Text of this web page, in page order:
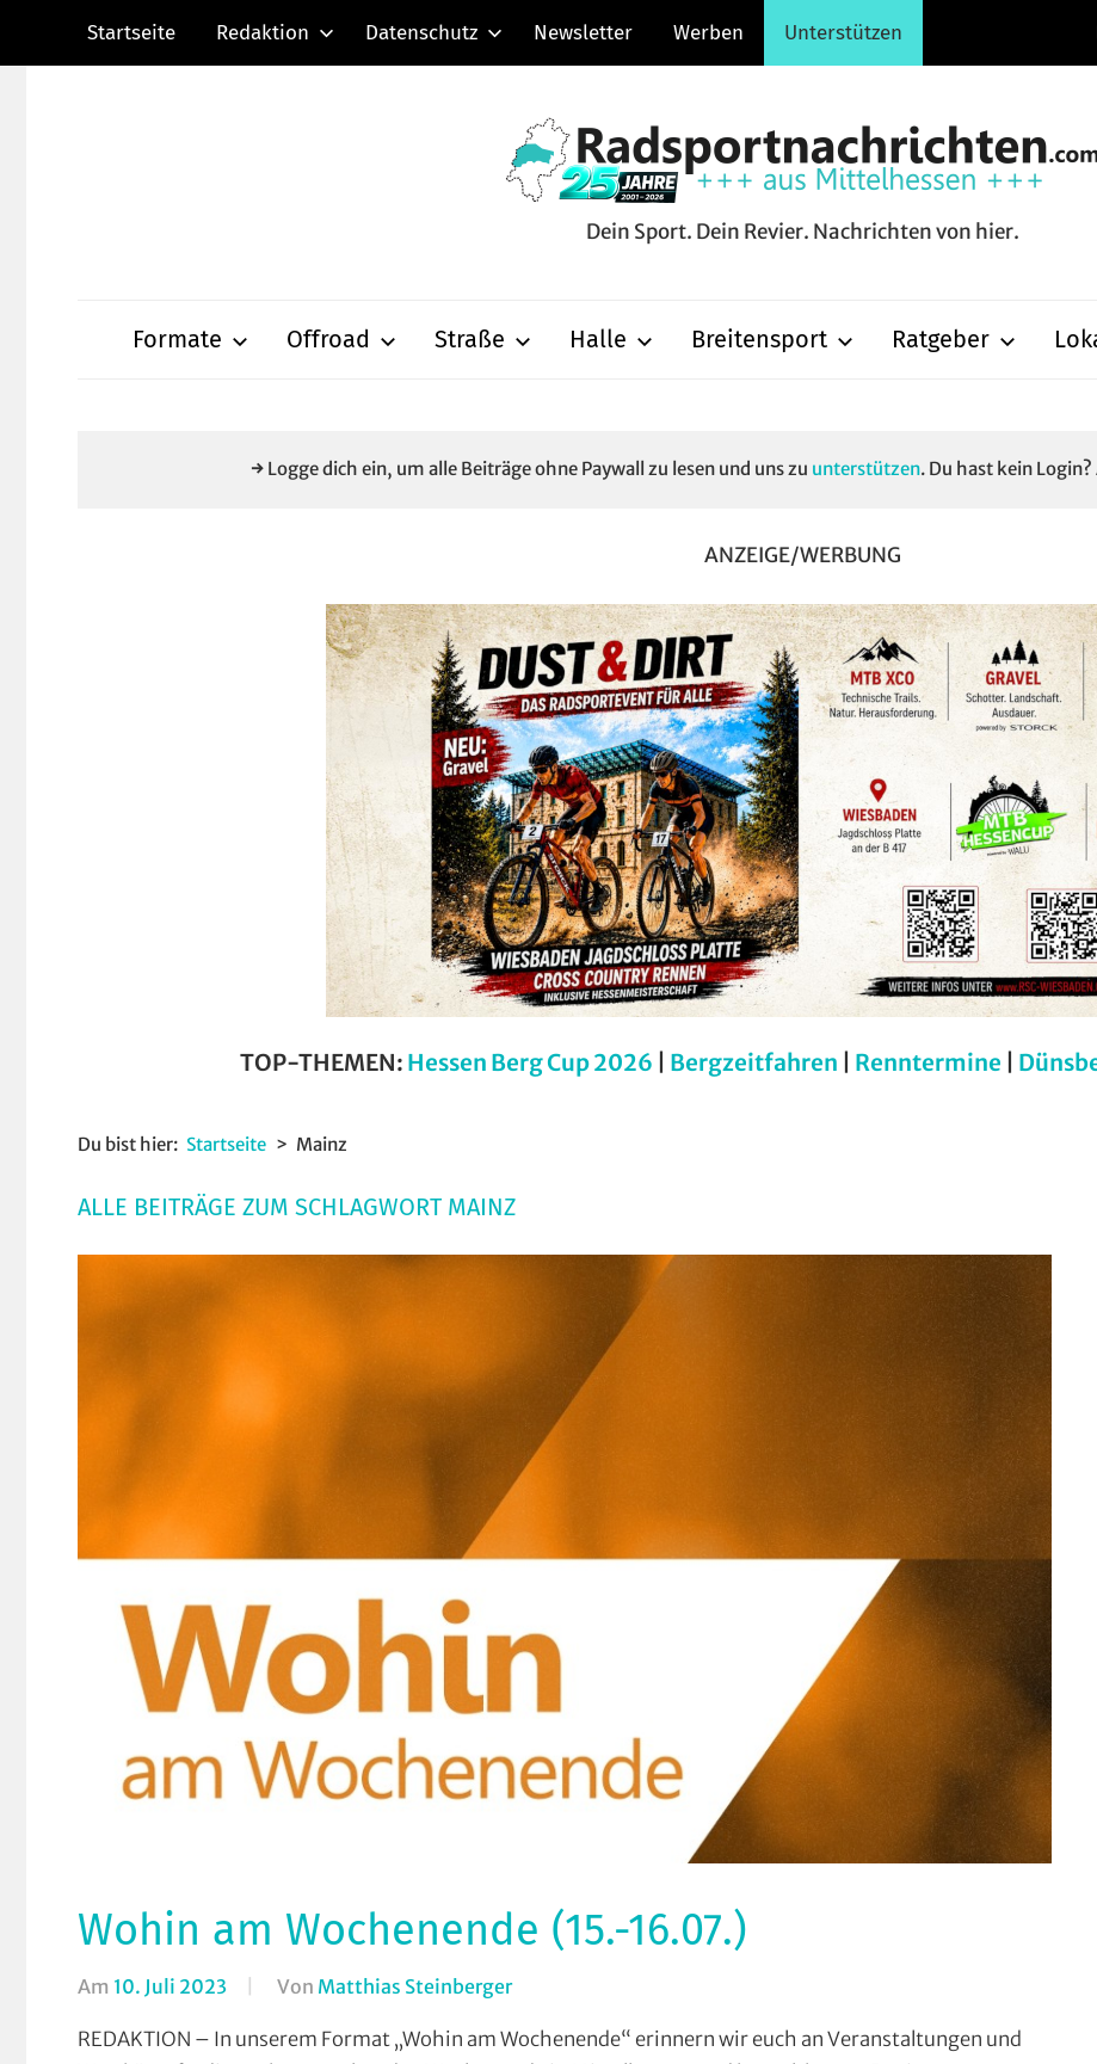
Startseite Redaktion Datenschutz Newsletter Werben Unterstützen
Radsportnachrichten.com
aus
Dein Sport. Dein Revier. Nachrichten von hier.
Formate Offroad Straße Halle Breitensport Ratgeber
→ Logge dich ein, um alle Beiträge ohne Paywall zu lesen und uns zu unterstützen. Du hast kein
ANZEIGE/WERBUNG
TOP-THEMEN: Hessen Berg Cup 2026 Bergzeitfahren Renntermine
Du bist hier: Startseite Mainz
ALLE BEITRÄGE ZUM SCHLAGWORT MAINZ
Wohin am Wochenende (15.-16.07.)
Am 10. Juli 2023 Von Matthias SteinbergerIn
Wohin
REDAKTION – In unserem Format „Wohin am Wochenende“ erinnern wir euch an Veranstaltungen und